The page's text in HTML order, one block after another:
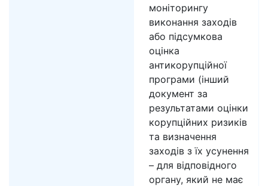
моніторингу
виконання заходів
або підсумкова
оцінка
антикорупційної
програми (інший
документ за
результатами оцінки
корупційних ризиків
та визначення
заходів з їх усунення
– для відповідного
органу, який не має